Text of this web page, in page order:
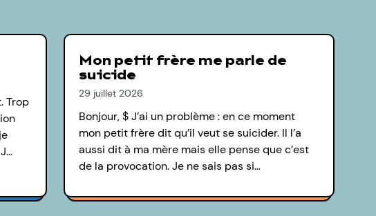
Trop
Mon petit frère me parle de
suicide
29 juillet 2026
Bonjour, $ J’ai un problème : en ce moment
mon petit frère dit qu’il veut se suicider. Il l’a
aussi dit à ma mère mais elle pense que c’est
de la provocation. Je ne sais pas si…